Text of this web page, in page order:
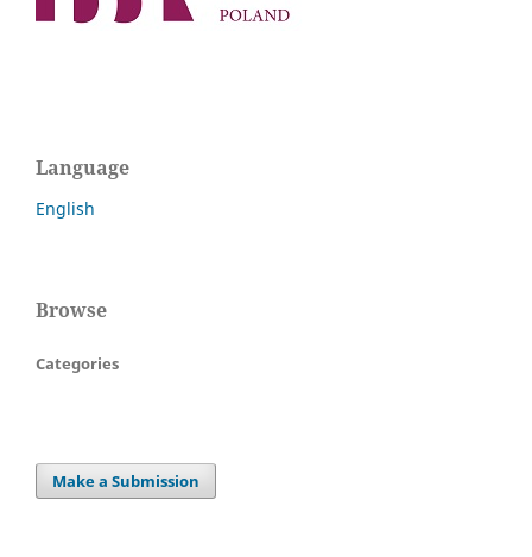
Language
English
Browse
Categories
Make a Submission